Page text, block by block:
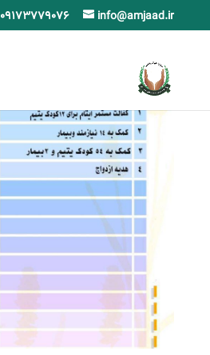
09173779076 info@amjaad.ir